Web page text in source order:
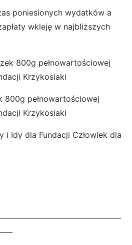
poniesionych wydatków a
wkleję w najbliższych
800g pełnowartościowej
Krzykosiaki
800g pełnowartościowej
Krzykosiaki
i Idy dla Fundacji Człowiek dla